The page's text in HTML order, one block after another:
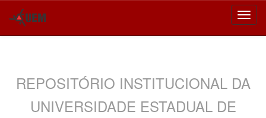
REPOSITÓRIO INSTITUCIONAL DA
UNIVERSIDADE ESTADUAL DE